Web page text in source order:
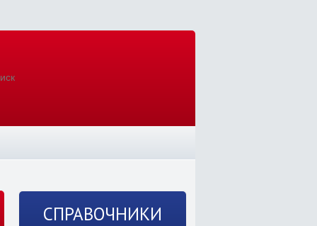
СПРАВОЧНИКИ